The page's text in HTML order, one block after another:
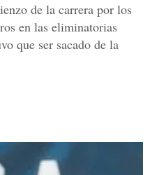
de la carrera por los
en las eliminatorias
que ser sacado de la